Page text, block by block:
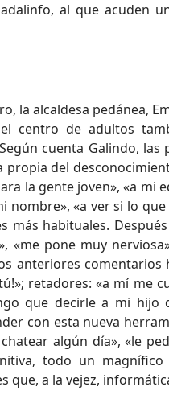
al que acuden
la alcaldesa pedánea,
centro de adultos
cuenta Galindo,
del
la gente joven», «a mi
nombre», «a ver si lo
más habituales.
«me pone muy
anteriores
retadores: «a mí me
que decirle a mi hijo
con esta nueva
algún día», «le
todo un
que, a la vejez,